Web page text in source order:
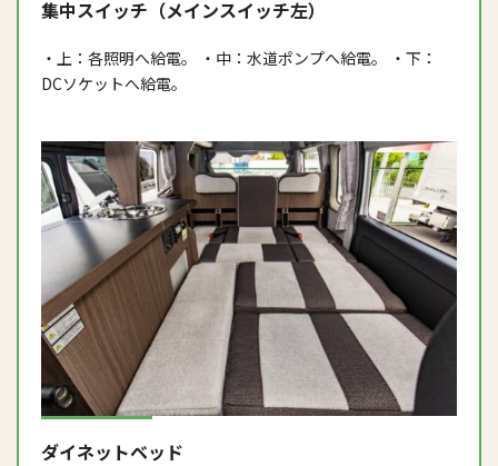
集中スイッチ（メインスイッチ左）
・上：各照明へ給電。 ・中：水道ポンプへ給電。 ・下：
DCソケットへ給電。
ダイネットベッド